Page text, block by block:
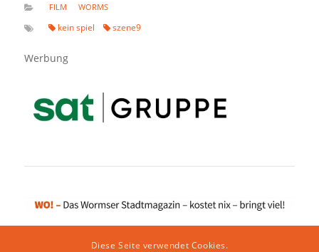
FILM WORMS
kein spiel szene9
Werbung
Diese Seite verwendet Cookies.